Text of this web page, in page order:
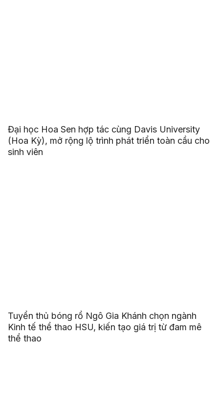
Đại học Hoa Sen hợp tác cùng Davis University
(Hoa Kỳ), mở rộng lộ trình phát triển toàn cầu cho
sinh viên
Tuyển thủ bóng rổ Ngô Gia Khánh chọn ngành
Kinh tế thể thao HSU, kiến tạo giá trị từ đam mê
thể thao